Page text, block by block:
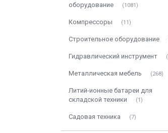
оборудование
1081
Компрессоры 11
Строительное оборудование
Гидравлический инструмент
Металлическая мебель 268
Литий-ионные батареи для
складской техники
1
Садовая техника 7